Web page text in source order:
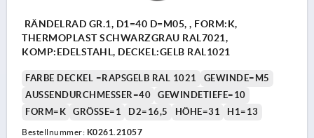
RÄNDELRAD GR.1, D1=40 D=M05, , FORM:K,
THERMOPLAST SCHWARZGRAU RAL7021,
KOMP:EDELSTAHL, DECKEL:GELB RAL1021
FARBE DECKEL =RAPSGELB RAL 1021
GEWINDE=M5
AUSSENDURCHMESSER=40
GEWINDETIEFE=10
FORM=K
GRÖSSE=1 D2=16,5 HÖHE=31 H1=13
Bestellnummer: K0261.21057